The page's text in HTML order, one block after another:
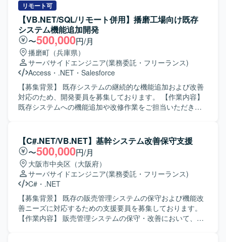
していただきます。また、必要に応じて顧客との打ち合わ
せに同席し、要件や仕様の確認を行っていただきます。
【求める人物像】 担当する業務範囲を主体的に遂行でき、
関係者とのコミュニケーションを取りながら進行できる方
を求めております。仕様や要件の変化にも柔軟に対応し、
責任感を持って品質確保に取り組んでいただける方が望ま
しいです。 【ポジションの魅力】 既存システムの改修・機
能追加を通じて、業務理解を深めながら上流から下流まで
一連の工程に関わることができます。顧客との打ち合わせ
に同席する機会もあり、要件把握から実装・試験まで一貫
した経験を積むことができます。 【開発環境】
す。
リモート可
【VB.NET/SQL/リモート併用】播磨工場向け既存
システム機能追加開発
〜500,000円/月
播磨町（兵庫県）
サーバサイドエンジニア(業務委託・フリーランス)
Access ・ .NET ・ Salesforce
【募集背景】 既存システムの継続的な機能追加および改善
対応のため、開発要員を募集しております。 【作業内容】
既存システムへの機能追加や改修作業をご担当いただきま
りながら、仕様調整や不具合修正にも対応いただきます。
【求める人物像】 自立して業務を進められ、周囲と円滑に
コミュニケーションを取りながら開発を進められる方を求
めております。状況に応じて柔軟に対応し、既存システム
の理解を深めながら着実に作業を進めていただける方が望
ましいです。 【ポジションの魅力】 既存システムの機能追
加・改修を通じて業務知識と開発スキルの双方を高めてい
ただけます。長期的な参画が想定されており、システム全
体の構造理解を深めながら継続的に開発に携わることがで
【C#.NET/VB.NET】基幹システム改善保守支援
〜500,000円/月
大阪市中央区（大阪府）
サーバサイドエンジニア(業務委託・フリーランス)
C# ・ .NET
【募集背景】 既存の販売管理システムの保守および機能改
善ニーズに対応するための支援要員を募集しております。
【作業内容】 販売管理システムの保守・改善において、要